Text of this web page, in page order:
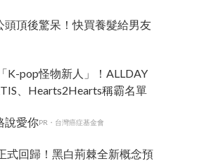
頭頂後驚呆！快買養髮給男友
K-pop怪物新人」！ALLDAY
、Hearts2Hearts稱霸名單
說愛你PR・台灣癌症基金會
式回歸！黑白荊棘全新概念預